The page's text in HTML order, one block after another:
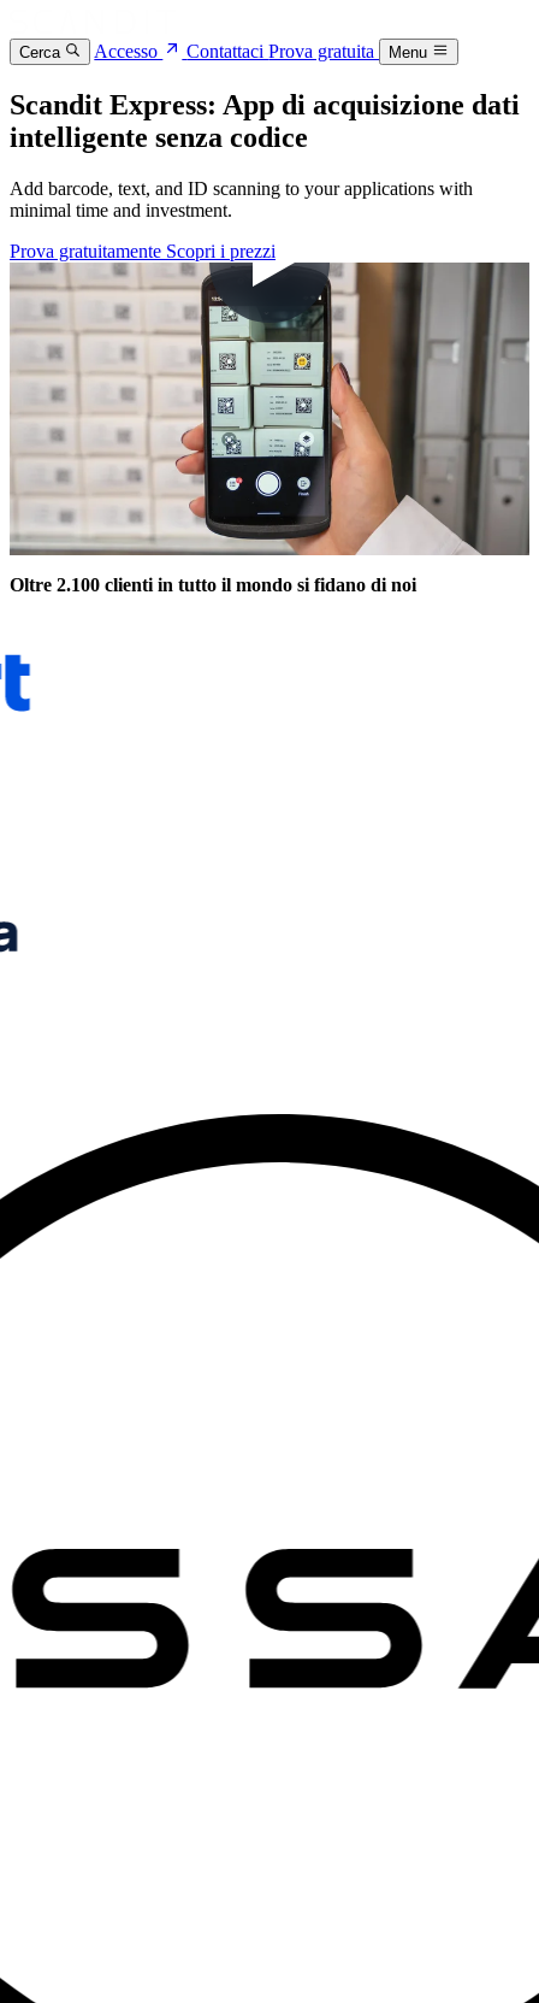
Cerca Accesso ContattaciProva gratuita Menu
Scandit Express: App di acquisizione dati
intelligente senza codice
Add barcode, text, and ID scanning to your applications with
minimal time and investment.
Prova gratuitamente Scopri i prezzi
Oltre 2.100 clienti in tutto il mondo si fidano di noi